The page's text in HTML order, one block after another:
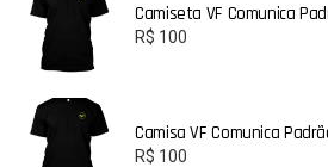
Camiseta VF Comunica
R$ 100
Camisa VF Comunica
R$ 100